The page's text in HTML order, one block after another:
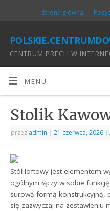
Strona główna
CENTRUM PRECLI W
MENU
Stolik
przez admin | 21 czerwca, 2026 |
Stół loftowy jest elementem
ogólnym łączy w sobie
surową formą konstrukcyjną,
się zazwyczaj na zestawieniu